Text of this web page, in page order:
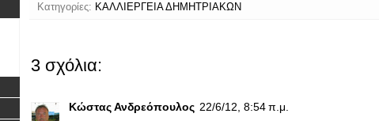
Κατηγορίες: ΚΑΛΛΙΕΡΓΕΙΑ ΔΗΜΗΤΡΙΑΚΩΝ
3 σχόλια:
Κώστας Ανδρεόπουλος 22/6/12, 8:54 π.μ.